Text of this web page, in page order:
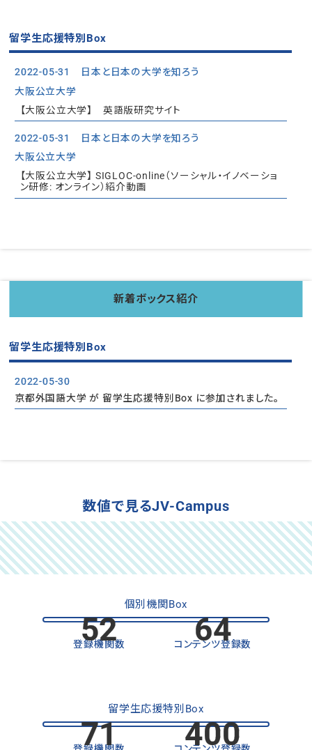
留学生応援特別Box
2022-05-31
日本と日本の大学を知ろう
大阪公立大学
【大阪公立大学】 英語版研究サイト
2022-05-31
日本と日本の大学を知ろう
大阪公立大学
【大阪公立大学】 SIGLOC-online（ソーシャル・イノベーショ
ン研修: オンライン）紹介動画
新着ボックス紹介
留学生応援特別Box
2022-05-30
京都外国語大学 が 留学生応援特別Box に参加されました。
数値で見るJV-Campus
個別機関Box
52
登録機関数 64
コンテンツ登録数
留学生応援特別Box
71 400